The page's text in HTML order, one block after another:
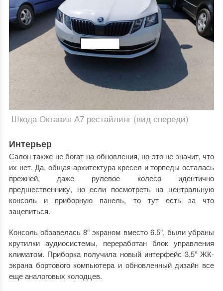
Шкода Октавия А7 рестайлинг (вид спереди)
Интерьер
Салон также не богат на обновления, но это не значит, что
их нет. Да, общая архитектура кресел и торпеды осталась
прежней, даже рулевое колесо идентично
предшественнику, но если посмотреть на центральную
консоль и приборную панель, то тут есть за что
зацепиться.
Консоль обзавелась 8” экраном вместо 6.5”, были убраны
крутилки аудиосистемы, переработан блок управления
климатом. Приборка получила новый интерфейс 3.5” ЖК-
экрана бортового компьютера и обновленный дизайн все
еще аналоговых колодцев.